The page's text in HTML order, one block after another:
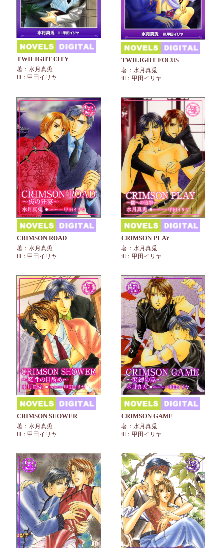
TWILIGHT CITY
著：水月真兎
ill：甲田イリヤ
TWILIGHT FOCUS
著：水月真兎
ill：甲田イリヤ
CRIMSON ROAD
著：水月真兎
ill：甲田イリヤ
CRIMSON PLAY
著：水月真兎
ill：甲田イリヤ
CRIMSON SHOWER
著：水月真兎
ill：甲田イリヤ
CRIMSON GAME
著：水月真兎
ill：甲田イリヤ